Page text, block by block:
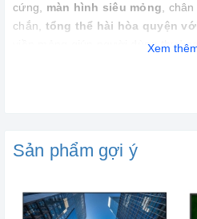
cứng, màn hình siêu mỏng,
chắn, tổng thể hài hòa quyện
viền mỏng giúp người dùngXem
Sản phẩm gợi ý